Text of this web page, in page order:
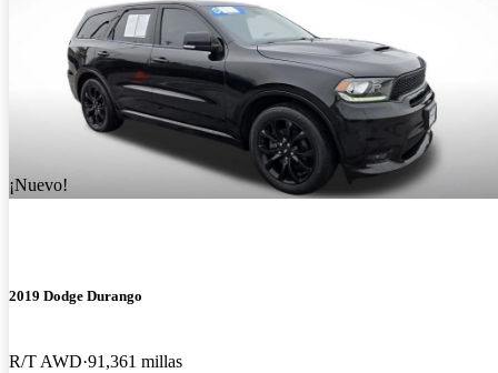
¡Nuevo!
2019 Dodge Durango
R/T AWD 91,361 millas